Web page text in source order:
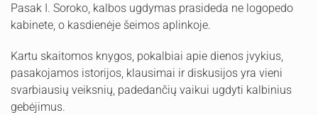
Pasak I. Soroko, kalbos ugdymas prasideda ne logopedo
kabinete, o kasdienėje šeimos aplinkoje.
Kartu skaitomos knygos, pokalbiai apie dienos įvykius,
pasakojamos istorijos, klausimai ir diskusijos yra vieni
svarbiausių veiksnių, padedančių vaikui ugdyti kalbinius
gebėjimus.